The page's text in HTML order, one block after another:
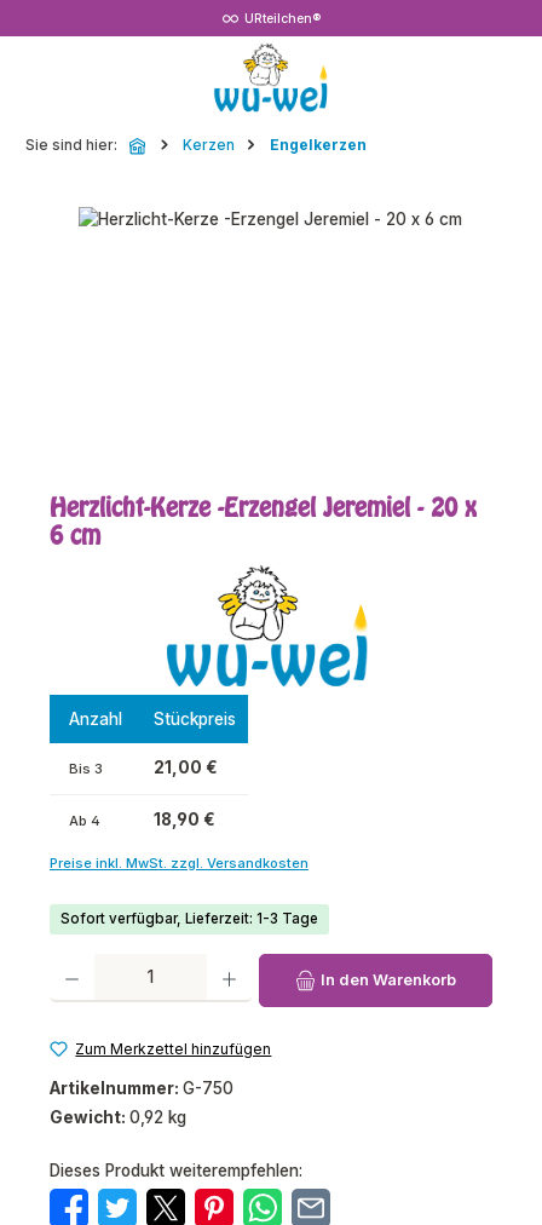
URteilchen®
Sie sind hier: Kerzen Engelkerzen
Bildergalerie überspringen
Herzlicht-Kerze -Erzengel Jeremiel - 20 x
6 cm
Anzahl Stückpreis
Bis 3 21,00 €
Ab 4 18,90 €
Preise inkl. MwSt. zzgl. Versandkosten
Sofort verfügbar, Lieferzeit: 1-3 Tage
Produkt Anzahl: Gib den gewünschten Wert ein oder benutze die
In den Warenkorb
Zum Merkzettel hinzufügen
Artikelnummer: G-750
Gewicht: 0,92 kg
Dieses Produkt weiterempfehlen: